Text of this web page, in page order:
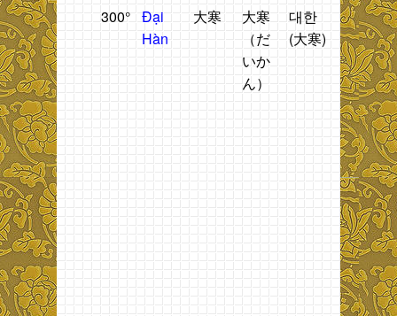
300° Đại
Hàn
大寒
大寒
（だ
いか
ん）
대한
(大寒)
Thời
tiết rét
đậm.